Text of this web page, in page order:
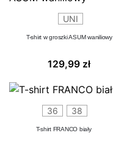
UNI
T-shirt w groszki ASUM waniliowy
129,99 zł
36 38
T-shirt FRANCO biały